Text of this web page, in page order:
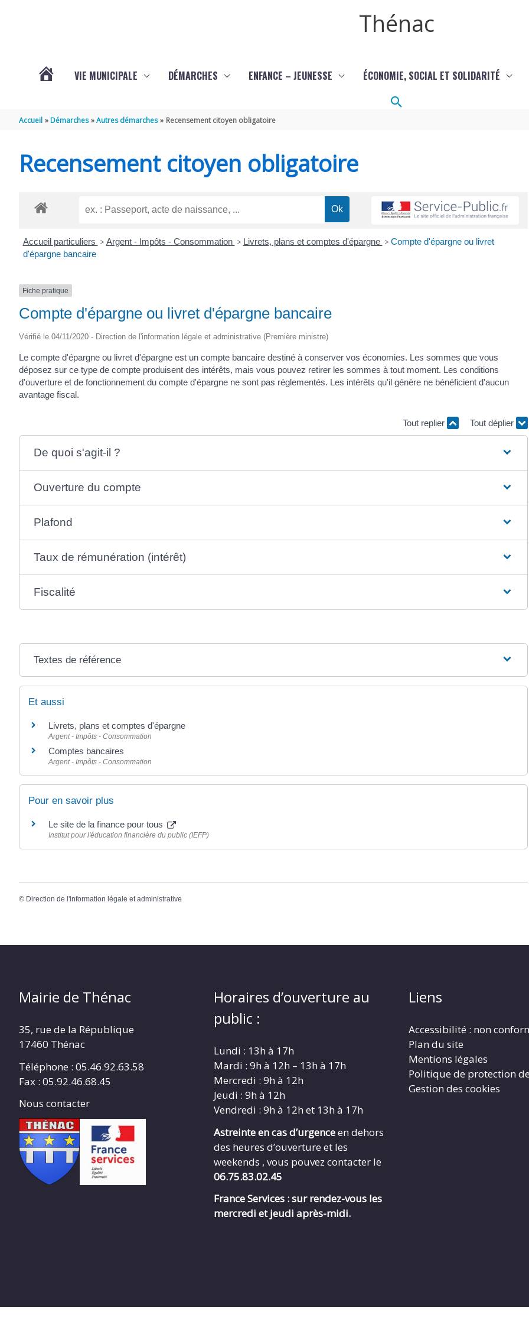
Thénac
THÉNAC
VIE MUNICIPALE DÉMARCHES ENFANCE – JEUNESSE ÉCONOMIE, SOCIAL ET SOLIDARITÉ
Rechercher
Accueil Démarches Autres démarches Recensement citoyen obligatoire
Recensement citoyen obligatoire
Accueil particuliers > Argent - Impôts - Consommation > Livrets, plans et comptes d'épargne > Compte d'épargne ou livret
d'épargne bancaire
Fiche pratique
Compte d'épargne ou livret d'épargne bancaire
Vérifié le 04/11/2020 - Direction de l'information légale et administrative (Première ministre)
Le compte d'épargne ou livret d'épargne est un compte bancaire destiné à conserver vos économies. Les sommes que vous
déposez sur ce type de compte produisent des intérêts, mais vous pouvez retirer les sommes à tout moment. Les conditions
d'ouverture et de fonctionnement du compte d'épargne ne sont pas réglementés. Les intérêts qu'il génère ne bénéficient d'aucun
avantage fiscal.
Tout replier Tout déplier
De quoi s'agit-il ?
Ouverture du compte
Plafond
Taux de rémunération (intérêt)
Fiscalité
Textes de référence
Et aussi
Livrets, plans et comptes d'épargne
Argent - Impôts - Consommation
Comptes bancaires
Argent - Impôts - Consommation
Pour en savoir plus
Le site de la finance pour tous
Institut pour l'éducation financière du public (IEFP)
© Direction de l'information légale et administrative
Mairie de Thénac
35, rue de la République
17460 Thénac
Téléphone : 05.46.92.63.58
Fax : 05.92.46.68.45
Nous contacter
Horaires d’ouverture au
public :
Lundi : 13h à 17h
Mardi : 9h à 12h – 13h à 17h
Mercredi : 9h à 12h
Jeudi : 9h à 12h
Vendredi : 9h à 12h et 13h à 17h
Astreinte en cas d’urgenceen dehors
des heures d’ouverture et les
weekends , vous pouvez contacter le
06.75.83.02.45
France Services : sur rendez-vous les
mercredi et jeudi après-midi.
Liens
Accessibilité : non
Plan du site
Mentions légales
Politique de protection
Gestion des cookies